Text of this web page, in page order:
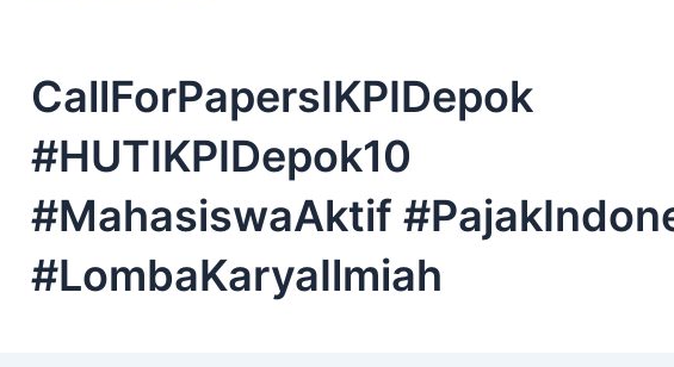
CallForPapersIKPIDepok
#HUTIKPIDepok10
#MahasiswaAktif
#LombaKaryaIlmiah